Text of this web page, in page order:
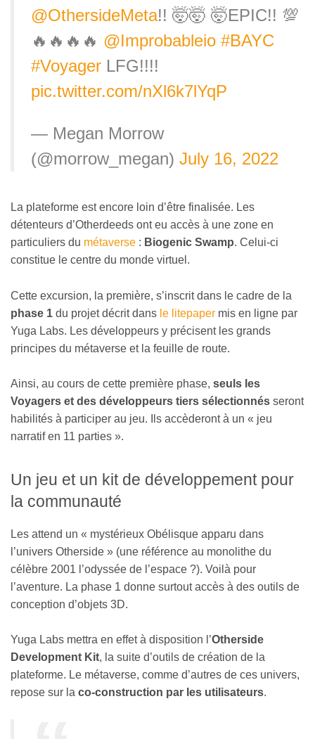
@OthersideMeta!! 🤯🤯 🤯EPIC!! 💯
🔥🔥🔥🔥 @Improbableio #BAYC
#Voyager LFG!!!!
pic.twitter.com/nXl6k7lYqP
— Megan Morrow
(@morrow_megan) July 16, 2022
La plateforme est encore loin d’être finalisée. Les
détenteurs d’Otherdeeds ont eu accès à une zone en
particuliers du métaverse : Biogenic Swamp. Celui-ci
constitue le centre du monde virtuel.
Cette excursion, la première, s’inscrit dans le cadre de la
phase 1 du projet décrit dans le litepaper mis en ligne par
Yuga Labs. Les développeurs y précisent les grands
principes du métaverse et la feuille de route.
Ainsi, au cours de cette première phase, seuls les
Voyagers et des développeurs tiers sélectionnés seront
habilités à participer au jeu. Ils accèderont à un « jeu
narratif en 11 parties ».
Un jeu et un kit de développement pour
la communauté
Les attend un « mystérieux Obélisque apparu dans
l’univers Otherside » (une référence au monolithe du
célèbre 2001 l’odyssée de l’espace ?). Voilà pour
l’aventure. La phase 1 donne surtout accès à des outils de
conception d’objets 3D.
Yuga Labs mettra en effet à disposition l’Otherside
Development Kit, la suite d’outils de création de la
plateforme. Le métaverse, comme d’autres de ces univers,
repose sur la co-construction par les utilisateurs.